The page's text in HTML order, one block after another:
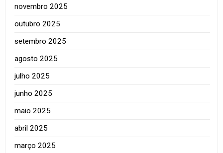
novembro 2025
outubro 2025
setembro 2025
agosto 2025
julho 2025
junho 2025
maio 2025
abril 2025
março 2025